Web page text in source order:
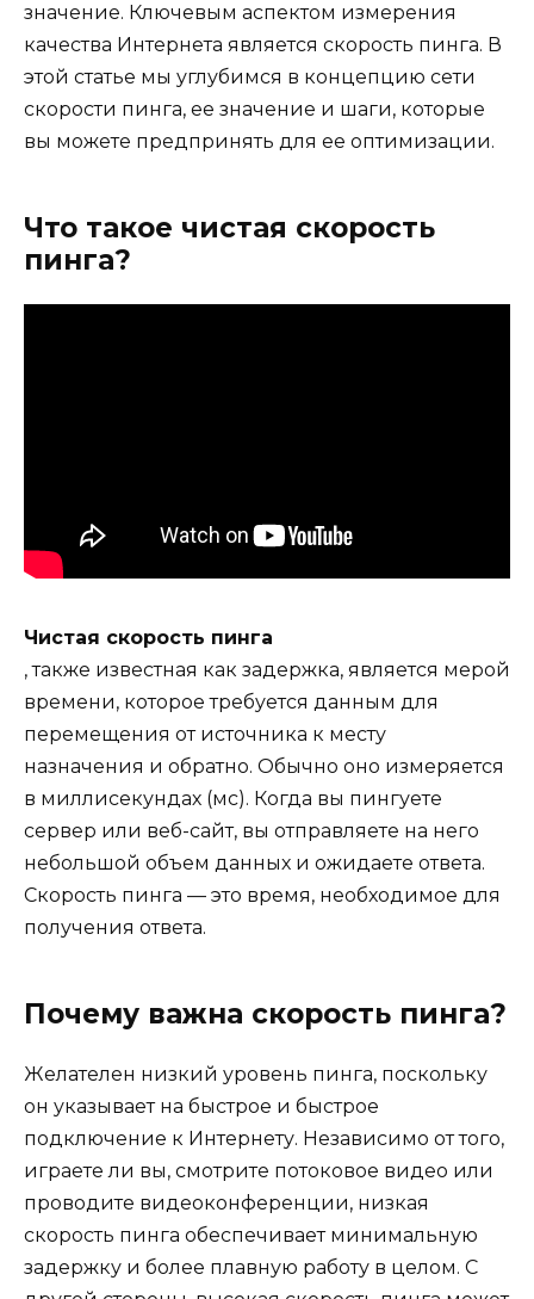
значение. Ключевым аспектом измерения
качества Интернета является скорость пинга. В
этой статье мы углубимся в концепцию сети
скорости пинга, ее значение и шаги, которые
вы можете предпринять для ее оптимизации.
Что такое чистая скорость
пинга?
Чистая скорость пинга
, также известная как задержка, является мерой
времени, которое требуется данным для
перемещения от источника к месту
назначения и обратно. Обычно оно измеряется
в миллисекундах (мс). Когда вы пингуете
сервер или веб-сайт, вы отправляете на него
небольшой объем данных и ожидаете ответа.
Скорость пинга — это время, необходимое для
получения ответа.
Почему важна скорость пинга?
Желателен низкий уровень пинга, поскольку
он указывает на быстрое и быстрое
подключение к Интернету. Независимо от того,
играете ли вы, смотрите потоковое видео или
проводите видеоконференции, низкая
скорость пинга обеспечивает минимальную
задержку и более плавную работу в целом. С